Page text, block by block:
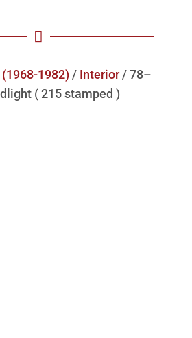

(1968-1982)/ Interior/ 78–
( 215 stamped )